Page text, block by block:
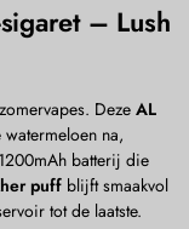
– Lush
Deze AL
na,
batterij die
puff blijft smaakvol
tot de laatste.